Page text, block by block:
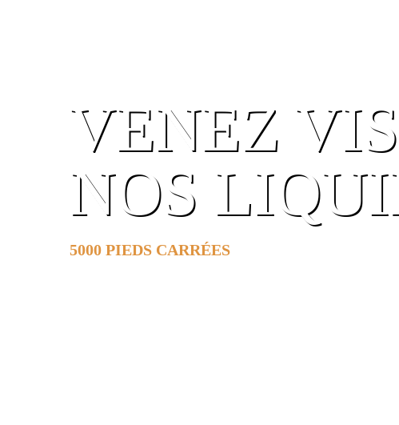
VENEZ
NOS
5000 PIEDS CARRÉES